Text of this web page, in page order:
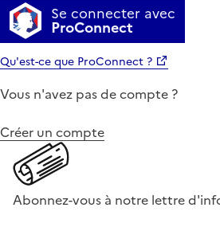
Se connecter avec
ProConnect
Qu'est-ce que ProConnect ?
Vous n'avez pas de compte ?
Créer un compte
Abonnez-vous à notre lettre